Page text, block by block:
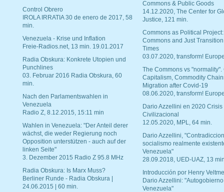
Control Obrero
IROLA IRRATIA 30 de enero de 2017, 58
min.
Venezuela - Krise und Inflation
Freie-Radios.net, 13 min. 19.01.2017
Radia Obskura: Konkrete Utopien und
Punchlines
03. Februar 2016 Radia Obskura, 60
min.
Nach den Parlamentswahlen in
Venezuela
Radio Z, 8.12.2015, 15:11 min
Wahlen in Venezuela: "Der Anteil derer
wächst, die weder Regierung noch
Opposition unterstützen - auch auf der
linken Seite"
3. Dezember 2015 Radio Z 95.8 MHz
Radia Obskura: Is Marx Muss?
Berliner Runde - Radia Obskura |
24.06.2015 | 60 min.
Commons & Public Goods
14.12.2020, The Center for
Justice, 121 min.
Commons as Political Project:
Commons and Just
Times
03.07.2020, transform!
The Commons vs "normality".
Capitalism, Commodity
Migration after Covid-19
08.06.2020, transform!
Dario Azzellini en 2020 Crisis
Civilizacional
12.05.2020, MPL, 64 min.
Dario Azzellini,
socialismo realmente
Venezuela"
28.09.2018, UED-UAZ, 13
Introducción por Henry
Dario Azzellini:
Venezuela"